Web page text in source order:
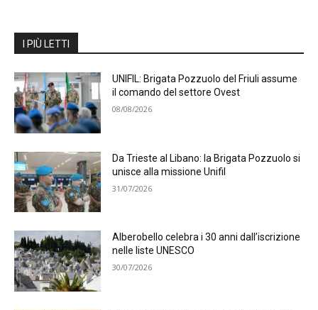
I PIÙ LETTI
UNIFIL: Brigata Pozzuolo del Friuli assume
il comando del settore Ovest
08/08/2026
Da Trieste al Libano: la Brigata Pozzuolo si
unisce alla missione Unifil
31/07/2026
Alberobello celebra i 30 anni dall’iscrizione
nelle liste UNESCO
30/07/2026